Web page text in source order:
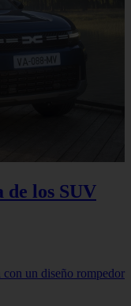
de los SUV